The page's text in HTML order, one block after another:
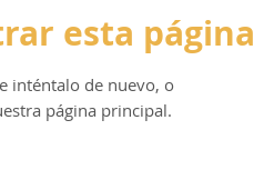
esta página
inténtalo de nuevo, o
página principal.